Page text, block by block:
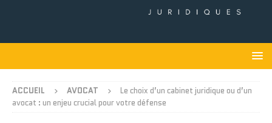
ACCUEIL AVOCAT
Le choix d’un cabinet juridique ou d’un
avocat : un enjeu crucial pour votre défense